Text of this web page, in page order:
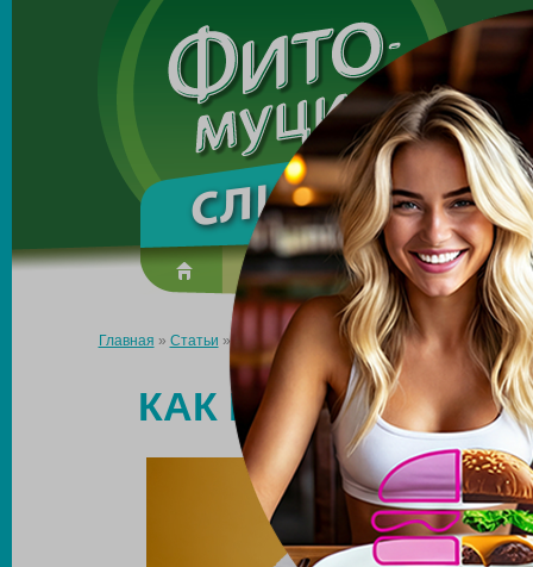
Made in the UK
О препарате Усиль эффект
Главная » Статьи »Как похудеть мужчинам после 40 лет?
КАК ПОХУДЕТЬ